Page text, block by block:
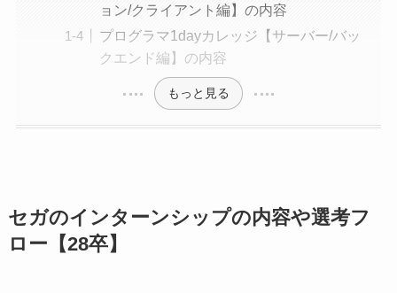
ョン/クライアント編】の内容
プログラマ1dayカレッジ【サーバー/バッ
クエンド編】の内容
もっと見る
セガのインターンシップの内容や選考フ
ロー【28卒】